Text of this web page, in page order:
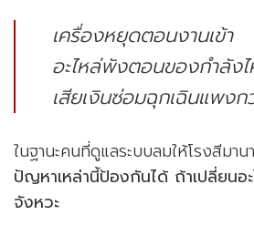
เครื่องหยุดตอนงานเข้า
อะไหล่พังตอนของกำลัง
เสียเงินซ่อมฉุกเฉินแพง
ในฐานะคนที่ดูแลระบบลมให้โรงสีมา
ปัญหาเหล่านี้ป้องกันได้ ถ้าเปลี่ยนอ
จังหวะ